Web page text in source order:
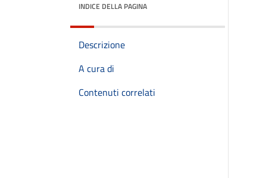
INDICE DELLA PAGINA
Descrizione
A cura di
Contenuti correlati